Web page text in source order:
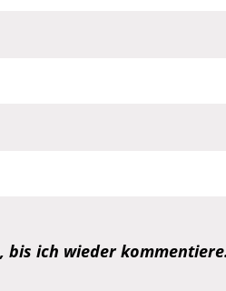
bis ich wieder